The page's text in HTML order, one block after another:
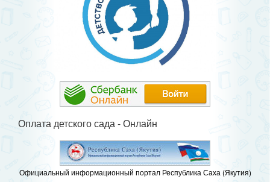
Оплата детского сада - Онлайн
Официальный информационный портал Республика Саха (Якутия)